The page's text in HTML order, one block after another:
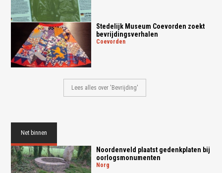
Stedelijk Museum Coevorden zoekt
bevrijdingsverhalen
coevorden
Lees alles over 'Bevrijding'
Net binnen
Noordenveld plaatst gedenkplaten bij
oorlogsmonumenten
norg